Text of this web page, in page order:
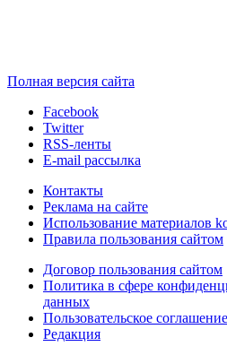
Полная версия сайта
Facebook
Twitter
RSS-ленты
E-mail рассылка
Контакты
Реклама на сайте
Использование материалов
Правила пользования сайтом
Договор пользования сайтом
Политика в сфере
данных
Пользовательское соглашение
Редакция